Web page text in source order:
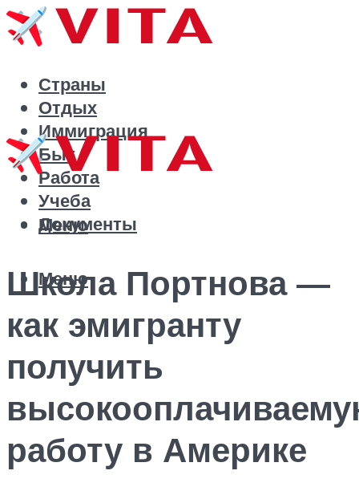
Страны
Отдых
Иммиграция
Быт
Работа
Учеба
Документы
Меню
Меню
Школа Портнова —
как эмигранту
получить
работу в Америке